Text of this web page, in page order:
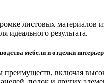
листовых
идеального результата.
мебели и отделки
включая